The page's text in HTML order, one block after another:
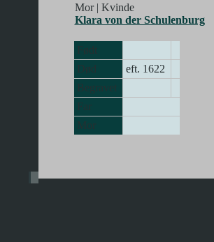
Mor | Kvinde
Klara von der Schulenburg
Født
Død
eft. 1622
Begravet
Far
Mor